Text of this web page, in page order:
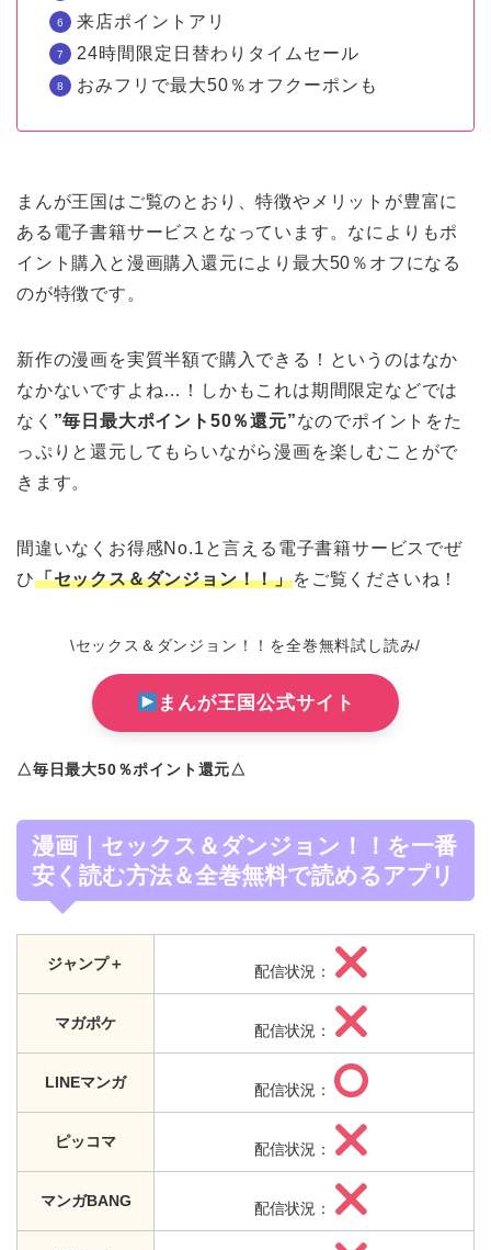
来店ポイントアリ
24時間限定日替わりタイムセール
おみフリで最大50％オフクーポンも
まんが王国はご覧のとおり、特徴やメリットが豊富に
ある電子書籍サービスとなっています。なによりもポ
イント購入と漫画購入還元により最大50％オフになる
のが特徴です。
新作の漫画を実質半額で購入できる！というのはなか
なかないですよね…！しかもこれは期間限定などでは
なく ”毎日最大ポイント50％還元”なのでポイントをた
っぷりと還元してもらいながら漫画を楽しむことがで
きます。
間違いなくお得感No.1と言える電子書籍サービスでぜ
ひ「セックス＆ダンジョン！！」をご覧くださいね！
\セックス＆ダンジョン！！を全巻無料試し読み/
まんが王国公式サイト
△毎日最大50％ポイント還元△
漫画｜セックス＆ダンジョン！！を一番
安く読む方法＆全巻無料で読めるアプリ
ジャンプ＋ 配信状況：
マガポケ 配信状況：
LINEマンガ 配信状況：
ピッコマ 配信状況：
マンガBANG 配信状況：